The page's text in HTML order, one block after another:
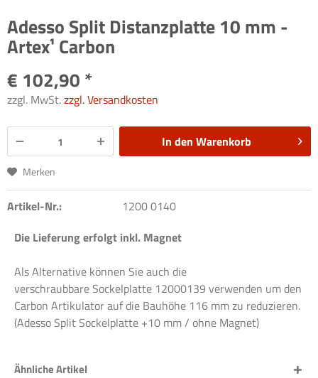
Adesso Split Distanzplatte 10 mm -
Artex¹ Carbon
€ 102,90 *
zzgl. MwSt.zzgl. Versandkosten
In den Warenkorb
Merken
Artikel-Nr.:
1200 0140
Die Lieferung erfolgt inkl. Magnet
Als Alternative können Sie auch die
verschraubbare Sockelplatte 12000139 verwenden um den
Carbon Artikulator auf die Bauhöhe 116 mm zu reduzieren.
(Adesso Split Sockelplatte +10 mm / ohne Magnet)
Ähnliche Artikel